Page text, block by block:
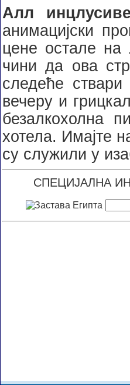
Алл
анимацијски
цене остале на
чини да ова
следеће
вечеру и
безалкохолна
хотела. Имајте
су служили у
СПЕЦИЈАЛНА